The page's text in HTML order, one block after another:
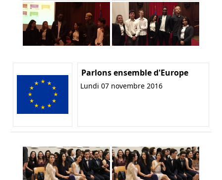
Parlons ensemble d'Europe
Lundi 07 novembre 2016